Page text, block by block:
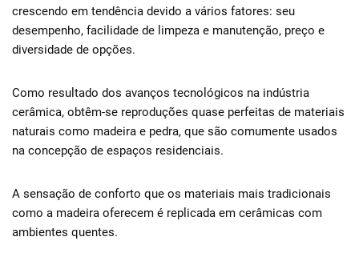
crescendo em tendência devido a vários fatores: seu
desempenho, facilidade de limpeza e manutenção, preço e
diversidade de opções.
Como resultado dos avanços tecnológicos na indústria
cerâmica, obtêm-se reproduções quase perfeitas de materiais
naturais como madeira e pedra, que são comumente usados ​​
na concepção de espaços residenciais.
A sensação de conforto que os materiais mais tradicionais
como a madeira oferecem é replicada em cerâmicas com
ambientes quentes.